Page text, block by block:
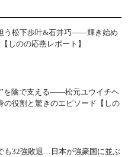
う松下歩叶&石井巧――輝き始め
しのの応燕レポート】
”を陰で支える――松元ユウイチヘ
の役割と驚きのエピソード【しの
も32強敗退…日本が強豪国に並ぶ